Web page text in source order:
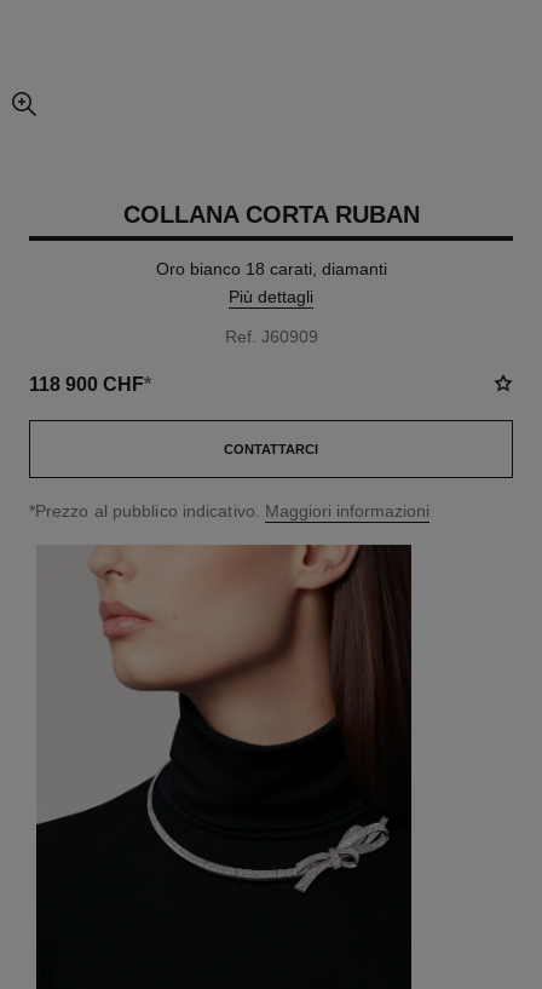
ingrandimento dell’immagine
COLLANA CORTA RUBAN
Oro bianco 18 carati, diamanti
Più dettagli
Ref. J60909
118 900 CHF*
CONTATTARCI
↩
*Prezzo al pubblico indicativo. Maggiori informazioni